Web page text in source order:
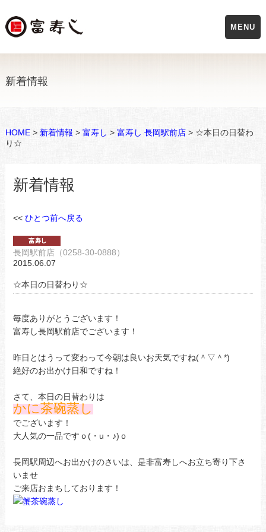
新着情報
HOME> 新着情報 > 富寿し > 富寿し 長岡駅前店> ☆本日の日替わ
り☆
新着情報
<< ひとつ前へ戻る
長岡駅前店（0258-30-0888）
2015.06.07
☆本日の日替わり☆
毎度ありがとうございます！
富寿し長岡駅前店でございます！
昨日とはうって変わって今朝は良いお天気ですね(＾▽＾*)
絶好のお出かけ日和ですね！
さて、本日の日替わりは
かに茶碗蒸し
でございます！
大人気の一品ですｏ(・u・♪)ｏ
長岡駅周辺へお出かけのさいは、是非富寿しへお立ち寄り下さ
いませ
ご来店おまちしております！
MENU